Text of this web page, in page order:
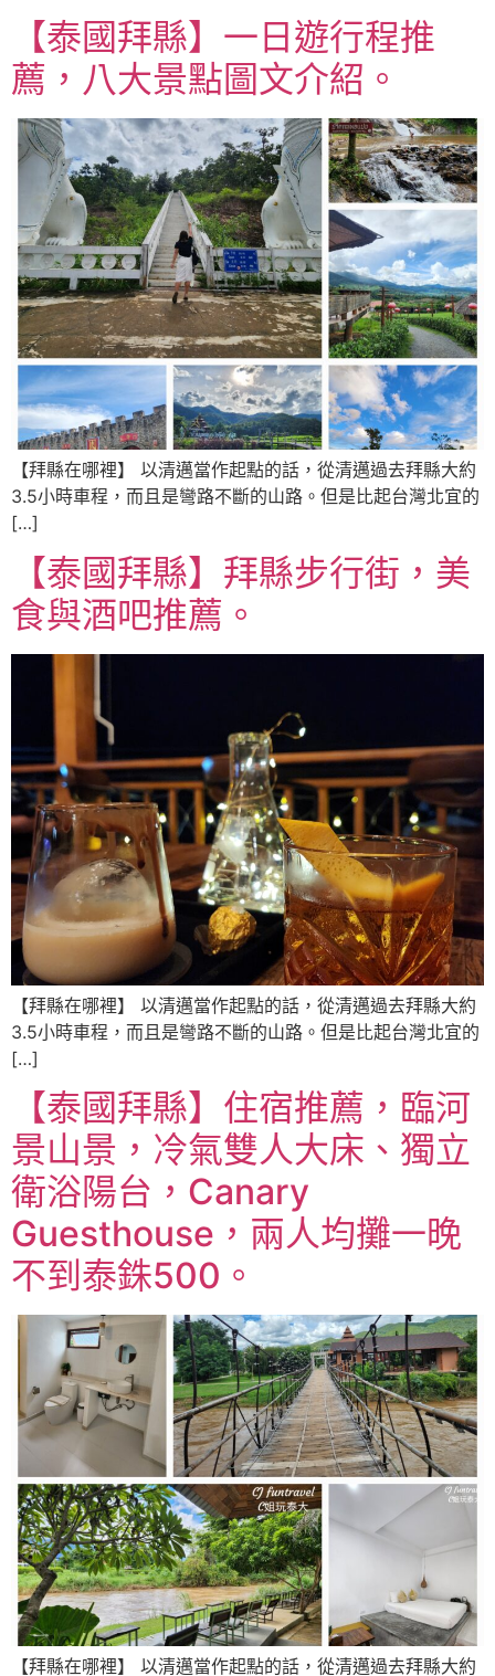
【泰國拜縣】一日遊行程推
薦，八大景點圖文介紹。
【拜縣在哪裡】 以清邁當作起點的話，從清邁過去拜縣大約
3.5小時車程，而且是彎路不斷的山路。但是比起台灣北宜的
[…]
【泰國拜縣】拜縣步行街，美
食與酒吧推薦。
【拜縣在哪裡】 以清邁當作起點的話，從清邁過去拜縣大約
3.5小時車程，而且是彎路不斷的山路。但是比起台灣北宜的
[…]
【泰國拜縣】住宿推薦，臨河
景山景，冷氣雙人大床、獨立
衛浴陽台，Canary
Guesthouse，兩人均攤一晚
不到泰銖500。
【拜縣在哪裡】 以清邁當作起點的話，從清邁過去拜縣大約